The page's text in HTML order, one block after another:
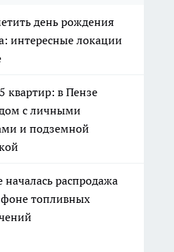
день рождения
интересные локации
квартир: в Пензе
с личными
и подземной
началась распродажа
топливных